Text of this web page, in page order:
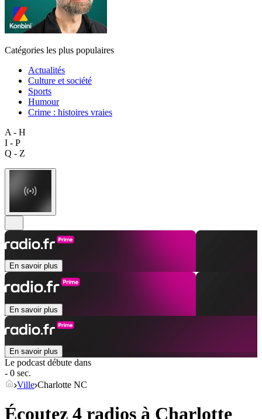
Catégories les plus populaires
Actualités
Culture et société
Sports
Humour
Crime : histoires vraies
A - H
I - P
Q - Z
En savoir plus
En savoir plus
En savoir plus
Le podcast débute dans
- 0 sec.
Ville Charlotte NC
Écoutez 4 radios à Charlotte